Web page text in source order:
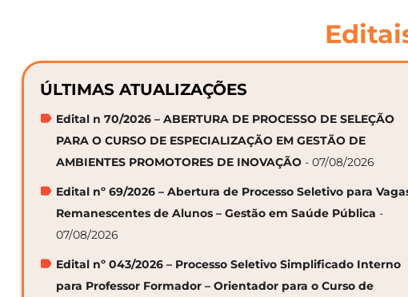
ÚLTIMAS ATUALIZAÇÕES
Edital n 70/2026 – ABERTURA DE PROCESSO DE SELEÇÃO
PARA O CURSO DE ESPECIALIZAÇÃO EM GESTÃO DE
AMBIENTES PROMOTORES DE INOVAÇÃO - 07/08/2026
Edital nº 69/2026 – Abertura de Processo Seletivo para
Remanescentes de Alunos – Gestão em Saúde Pública -
07/08/2026
Edital nº 043/2026 – Processo Seletivo Simplificado Interno
para Professor Formador – Orientador para o Curso de